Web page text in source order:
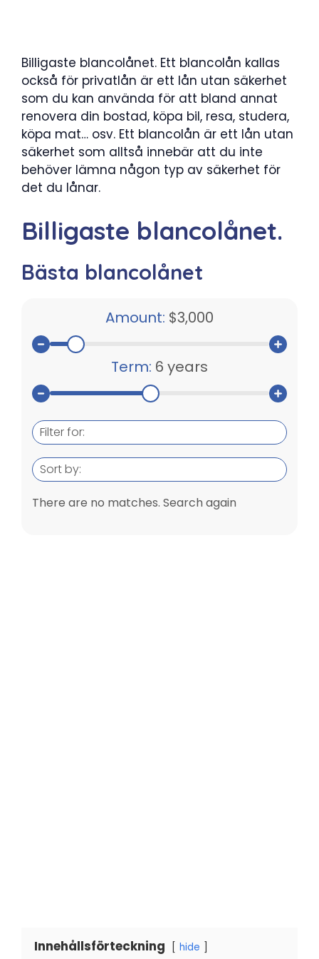
Billigaste blancolånet. Ett blancolån kallas
också för privatlån är ett lån utan säkerhet
som du kan använda för att bland annat
renovera din bostad, köpa bil, resa, studera,
köpa mat… osv. Ett blancolån är ett lån utan
säkerhet som alltså innebär att du inte
behöver lämna någon typ av säkerhet för
det du lånar.
Billigaste blancolånet.
Bästa blancolånet
Amount: $3,000
Term: 6 years
Filter for:
Sort by:
There are no matches. Search again
Innehållsförteckning hide